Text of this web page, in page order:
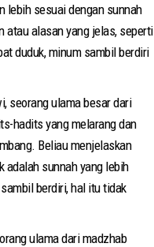
lebih sesuai dengan sunnah
duduk, minum sambil berdiri
seorang ulama besar dari
hadits yang melarang dan
Beliau menjelaskan
adalah sunnah yang lebih
berdiri, hal itu tidak
ulama dari madzhab